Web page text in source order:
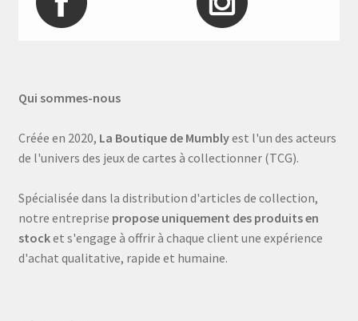
Qui sommes-nous
Créée en 2020, La Boutique de Mumblyest l'un des acteurs
de l'univers des jeux de cartes à collectionner (TCG).
Spécialisée dans la distribution d'articles de collection,
notre entreprise propose uniquement des produits en
stocket s'engage à offrir à chaque client une expérience
d'achat qualitative, rapide et humaine.